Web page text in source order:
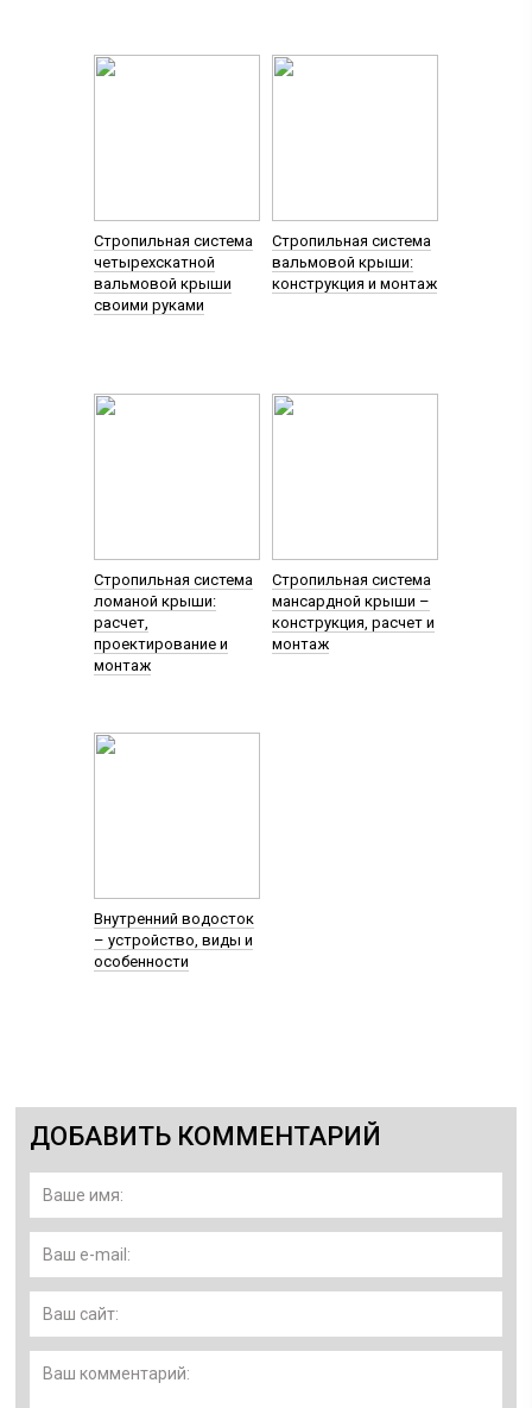
Стропильная система
четырехскатной
вальмовой крыши
своими руками
Стропильная система
вальмовой крыши:
конструкция и монтаж
Стропильная система
ломаной крыши:
расчет,
проектирование и
монтаж
Стропильная система
мансардной крыши –
конструкция, расчет и
монтаж
Внутренний водосток
– устройство, виды и
особенности
ДОБАВИТЬ КОММЕНТАРИЙ